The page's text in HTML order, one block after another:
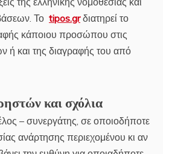
Το tipos.grδιατηρεί το
κάποιου προσώπου στις
ή και της διαγραφής του από
και σχόλια
– συνεργάτης, σε οποιοδήποτε
ανάρτησης περιεχομένου κι αν